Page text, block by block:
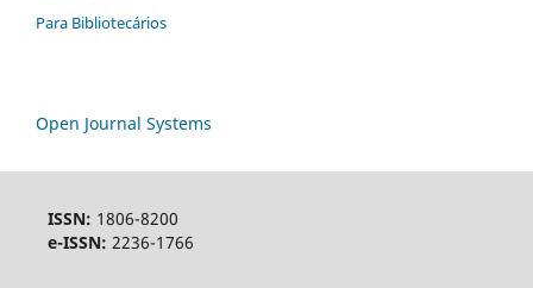
Para Bibliotecários
Open Journal Systems
ISSN: 1806-8200
e-ISSN: 2236-1766